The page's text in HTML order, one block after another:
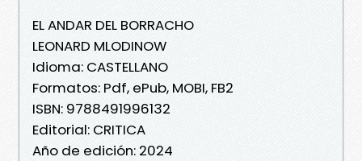
EL ANDAR DEL BORRACHO
LEONARD MLODINOW
Idioma: CASTELLANO
Formatos: Pdf, ePub, MOBI, FB2
ISBN: 9788491996132
Editorial: CRITICA
Año de edición: 2024